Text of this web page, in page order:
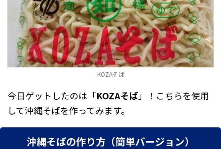
KOZAそば
今日ゲットしたのは「KOZAそば」！こちらを使用
して沖縄そばを作ってみます。
沖縄そばの作り方（簡単バージョン）